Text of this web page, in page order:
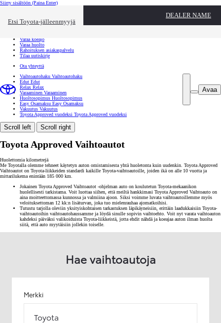
Siirry sisältöön (Paina Enter)
Etsi Toyota-jälleenmyyjä
DEALER NAME
Toyota palvelee Sulje
Varaa koeajo
Varaa huolto
Rahoituksen asiakaspalvelu
Tilaa uutiskirje
Ota yhteyttä
Avaa
Vaihtoautohaku Vaihtoautohaku
Edut Edut
Relax Relax
Varaaminen Varaaminen
Huoltosopimus Huoltosopimus
Easy Osamaksu Easy Osamaksu
Vakuutus Vakuutus
Toyota Approved vuodeksi Toyota Approved vuodeksi
Scroll left Scroll right
Toyota Approved Vaihtoautot
Huolettomia kilometrejä
Me Toyotalla olemme tehneet käytetyn auton omistamisesta yhtä huoletonta kuin uudenkin. Toyota Approved
Vaihtoautot on Toyota-liikkeiden standardi kaikille Toyota-vaihtoautoille, joiden ikä on alle 10 vuotta ja
mittarilukema enintään 185 000 km.
Jokainen Toyota Approved Vaihtoautot -ohjelman auto on koulutetun Toyota-mekaanikon
huolellisesti tarkistama. Voit luottaa siihen, että meiltä hankkimasi Toyota Approved Vaihtoauto on
aina moitteettomassa kunnossa ja valmiina ajoon. Siksi voimme luvata vaihtoautoillemme myös
veloituksettoman 12 kk:n lisäturvan, joka tuo mielenrauhaa ajomatkoihisi.
Tutustu tarjolla oleviin yksityiskohtaisen tarkastuksen läpikäyneisiin, erittäin laadukkaisiin Toyota-
vaihtoautoihin vaihtoautohaussamme ja löydä sinulle sopivin vaihtoehto. Voit nyt varata vaihtoauton
kahdeksi päiväksi valikoiduista Toyota-liikkeistä, jotta ehdit nähdä ja koeajaa auton ilman huolta
siitä, että auto myytäisiin jollekin toiselle.
Hae vaihtoautoja
Merkki
Toyota